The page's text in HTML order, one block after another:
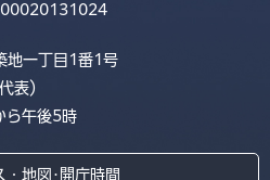
一丁目1番1号
表）
ら午後5時
・地図･開庁時間